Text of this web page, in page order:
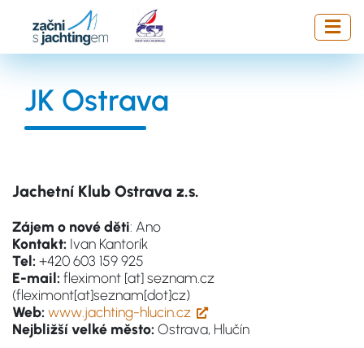
hlavnímu
JK Ostrava
Jachetní Klub Ostrava z.s.
Zájem o nové děti: Ano
Kontakt: Ivan Kantorík
Tel: +420 603 159 925
E-mail: fleximont [at]seznam.cz
(fleximont[at]seznam[dot]cz)
Web: www.jachting-hlucin.cz
Nejbližší velké město: Ostrava, Hlučín